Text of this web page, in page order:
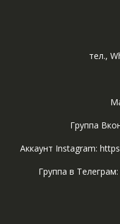
тел.,
Группа
Аккаунт Instagram:
Группа в